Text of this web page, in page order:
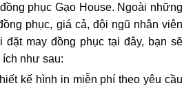
phục Gạo House. Ngoài những
phục, giá cả, đội ngũ nhân viên
đặt may đồng phục tại đây, bạn sẽ
như sau:
kế hình in miễn phí theo yêu cầu